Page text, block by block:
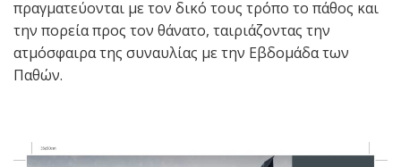
πραγματεύονται με τον δικό τους τρόπο το πάθος και
την πορεία προς τον θάνατο, ταιριάζοντας την
ατμόσφαιρα της συναυλίας με την Εβδομάδα των
Παθών.